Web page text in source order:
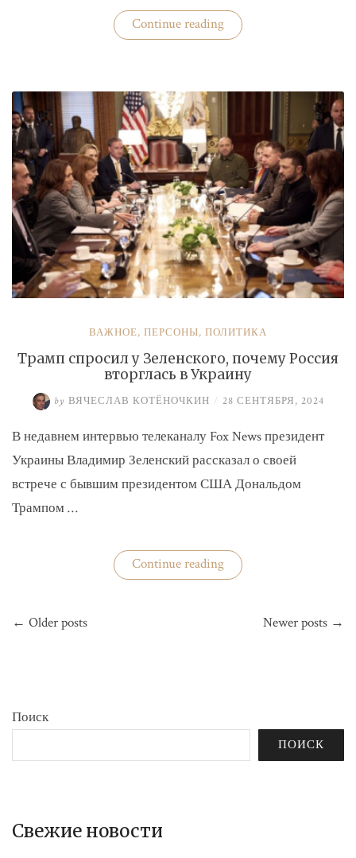
Continue reading«Бизнес
«добровольных
ВАЖНОЕ, ПЕРСОНЫ, ПОЛИТИКА
Трамп спросил у Зеленского, почему Россия
вторглась в Украину
by ВЯЧЕСЛАВ КОТЁНОЧКИН / 28 СЕНТЯБРЯ, 2024
В недавнем интервью телеканалу Fox News президент
Украины Владимир Зеленский рассказал о своей
встрече с бывшим президентом США Дональдом
Трампом …
Continue reading«Трамп
спросил
почему
Россия
по
← Older posts Newer posts →
Поиск
ПОИСК
Свежие новости